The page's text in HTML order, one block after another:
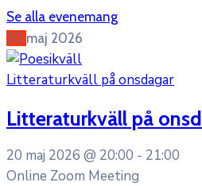
Se alla evenemang
20 maj 2026
Litteraturkväll på onsdagar
Litteraturkväll på
20 maj 2026 @ 20:00 - 21:00
Online Zoom Meeting